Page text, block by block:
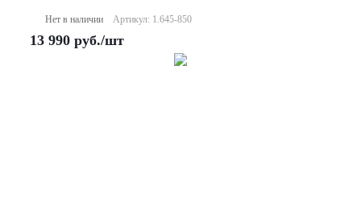
Нет в наличии Артикул: 1.645-850
13 990 руб./шт